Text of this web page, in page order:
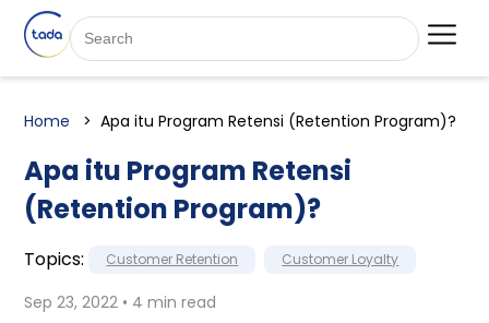
Home Apa itu Program Retensi (Retention Program)?
Apa itu Program Retensi
(Retention Program)?
Topics: Customer Retention Customer Loyalty
Sep 23, 2022 • 4 min read